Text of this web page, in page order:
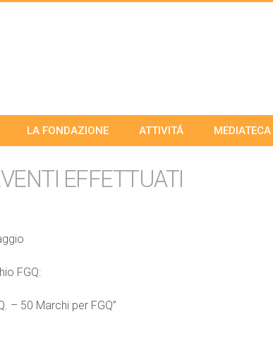
LA FONDAZIONE ATTIVITÁ MEDIATECA
EFFETTUATI
FGQ:
– 50 Marchi per FGQ”